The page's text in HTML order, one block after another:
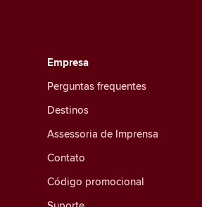
Empresa
Perguntas frequentes
Destinos
Assessoria de Imprensa
Contato
Código promocional